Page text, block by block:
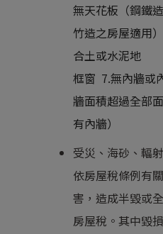
無天花板（鋼鐵
竹造之房屋適用
合土或水泥地
框窗 7.無內牆或
牆面積超過全部
有內牆）
受災、海砂、輻
依房屋稅條例有
害，造成半毀或
房屋稅。其中毀